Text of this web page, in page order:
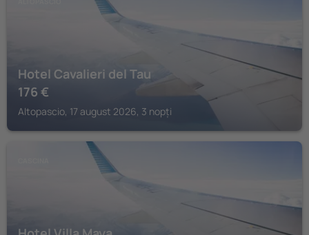
Hotel Cavalieri del Tau
176 €
Altopascio, 17 august 2026, 3 nopți